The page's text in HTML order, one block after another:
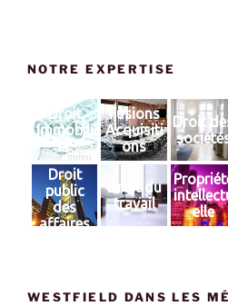
NOTRE EXPERTISE
Droit
Immobili
er
Fusions
Acquisiti
ons
Droit
Droit
public
des
affaires
Droit du
travail
elle
WESTFIELD DANS LES